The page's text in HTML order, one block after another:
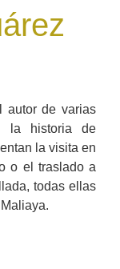
autor de varias
la historia de
la visita en
o el traslado a
todas ellas